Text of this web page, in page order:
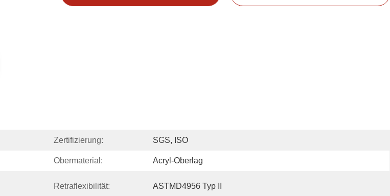
Zertifizierung: SGS, ISO
Obermaterial: Acryl-Oberlag
Retraflexibilität: ASTMD4956 Typ II